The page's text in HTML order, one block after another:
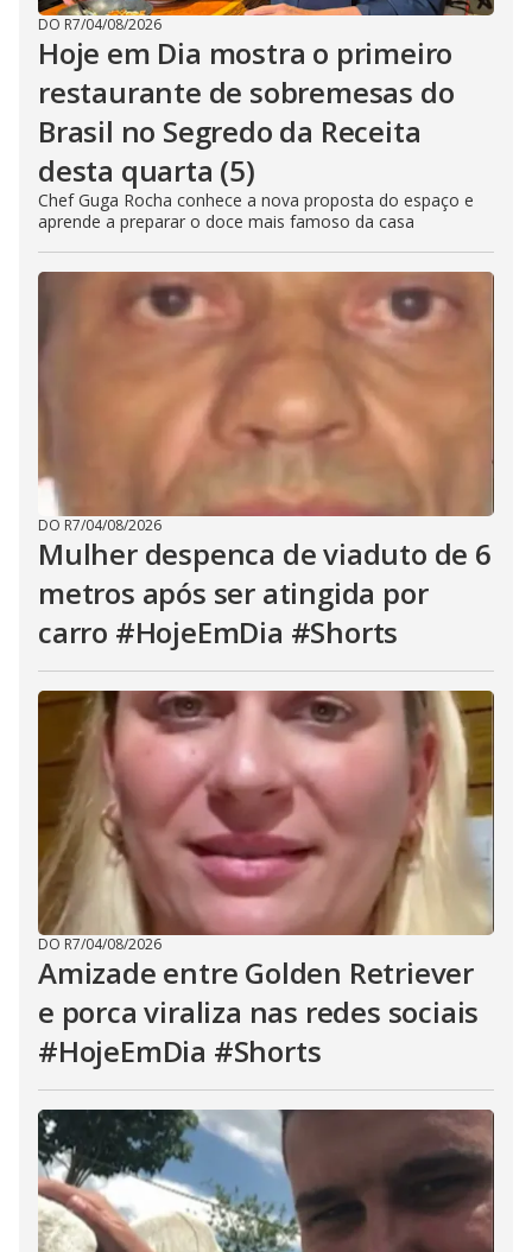
DO R7/04/08/2026
Hoje em Dia mostra o primeiro
restaurante de sobremesas do
Brasil no Segredo da Receita
desta quarta (5)
Chef Guga Rocha conhece a nova proposta do espaço e
aprende a preparar o doce mais famoso da casa
DO R7/04/08/2026
Mulher despenca de viaduto de 6
metros após ser atingida por
carro #HojeEmDia #Shorts
DO R7/04/08/2026
Amizade entre Golden Retriever
e porca viraliza nas redes sociais
#HojeEmDia #Shorts